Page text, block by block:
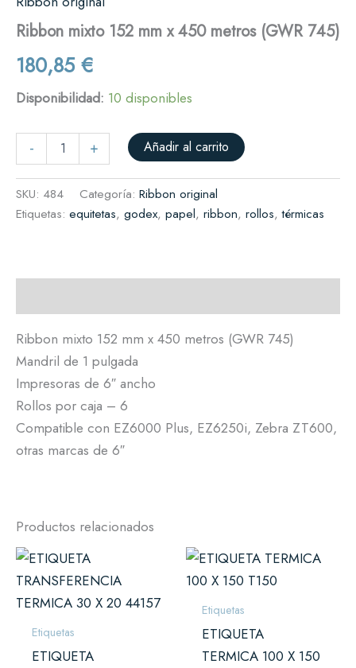
Ribbon mixto 152 mm x 450 metros (GWR 745)
180,85 €
Disponibilidad: 10 disponibles
- + Añadir al carrito
SKU: 484 Categoría: Ribbon original
Etiquetas: equitetas, godex, papel, ribbon, rollos,térmicas
Ribbon mixto 152 mm x 450 metros (GWR 745)
Mandril de 1 pulgada
Impresoras de 6″ ancho
Rollos por caja – 6
Compatible con EZ6000 Plus, EZ6250i, Zebra ZT600,
otras marcas de 6″
Productos relacionados
Etiquetas
ETIQUETA
Etiquetas
ETIQUETA
TERMICA 100 X 150